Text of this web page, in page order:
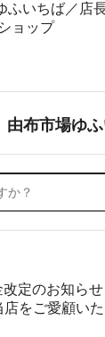
ふいちば／店
ョップ
由布市場ゆ
定のお知らせ
店をご愛顧い